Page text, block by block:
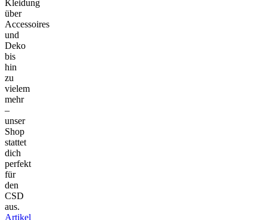
Kleidung
über
Accessoires
und
Deko
bis
hin
zu
vielem
mehr
–
unser
Shop
stattet
dich
perfekt
für
den
CSD
aus.
Artikel